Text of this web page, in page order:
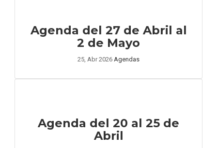
Agenda del 27 de Abril al
2 de Mayo
25, Abr 2026 Agendas
Agenda del 20 al 25 de
Abril